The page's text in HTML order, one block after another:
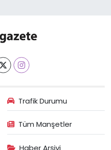
Trafik Durumu
Tüm Manşetler
Haber Arşivi